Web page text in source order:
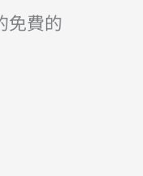
免費的